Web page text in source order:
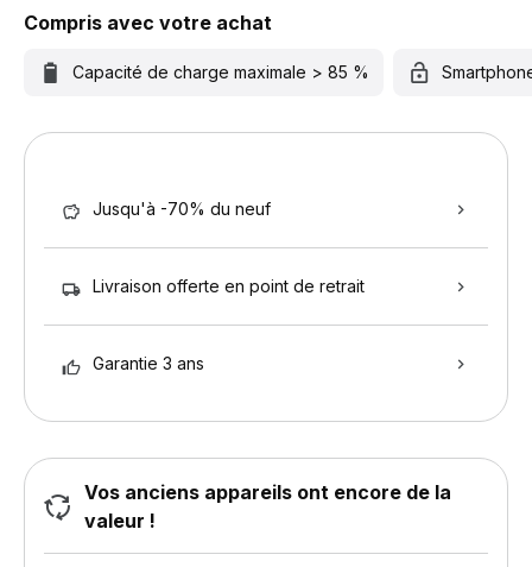
Compris avec votre achat
Capacité de charge maximale > 85 %
Jusqu'à -70% du neuf
Livraison offerte en point de retrait
Garantie 3 ans
Vos anciens appareils ont encore de la
valeur !